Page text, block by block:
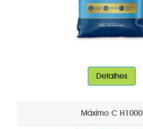
Detalhes
Máximo C H1000